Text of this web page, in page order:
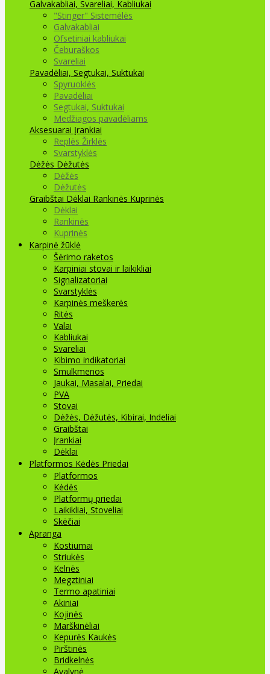
Galvakabliai, Svareliai, Kabliukai
"Stinger" Sistemėlės
Galvakabliai
Ofsetiniai kabliukai
Čeburaškos
Svareliai
Pavadėliai, Segtukai, Suktukai
Spyruoklės
Pavadėliai
Segtukai, Suktukai
Medžiagos pavadėliams
Aksesuarai Įrankiai
Replės Žirklės
Svarstyklės
Dėžės Dėžutės
Dėžės
Dėžutės
Graibštai Dėklai Rankinės Kuprinės
Dėklai
Rankinės
Kuprinės
Karpinė žūklė
Šėrimo raketos
Karpiniai stovai ir laikikliai
Signalizatoriai
Svarstyklės
Karpinės meškerės
Ritės
Valai
Kabliukai
Svareliai
Kibimo indikatoriai
Smulkmenos
Jaukai, Masalai, Priedai
PVA
Stovai
Dėžės, Dėžutės, Kibirai, Indeliai
Graibštai
Įrankiai
Dėklai
Platformos Kėdės Priedai
Platformos
Kėdės
Platformų priedai
Laikikliai, Stoveliai
Skėčiai
Apranga
Kostiumai
Striukės
Kelnės
Megztiniai
Termo apatiniai
Akiniai
Kojinės
Marškinėliai
Kepurės Kaukės
Pirštinės
Bridkelnės
Avalynė